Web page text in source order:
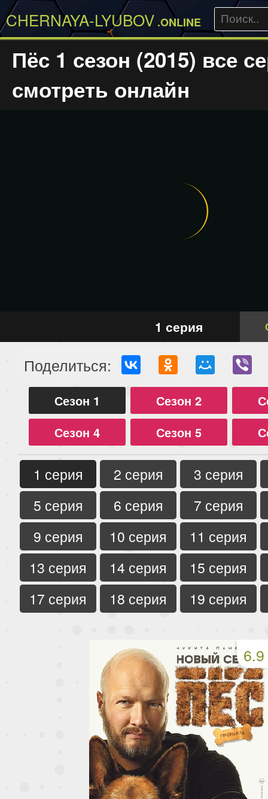
CHERNAYA-LYUBOV .ONLINE
Пёс 1 сезон (2015) все
смотреть онлайн
1 серия
Поделиться:
Сезон 1 Сезон 2
Сезон 4
Сезон 5
1 серия 2 серия
3 серия
5 серия
6 серия
7 серия
9 серия
10 серия
11 серия
13 серия
14 серия
15 серия
17 серия
18 серия 19 серия
6.9